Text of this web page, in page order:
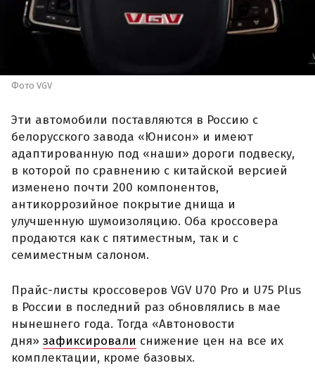
Фото VGV
Эти автомобили поставляются в Россию с
белорусского завода «Юнисон» и имеют
адаптированную под «наши» дороги подвеску,
в которой по сравнению с китайской версией
изменено почти 200 компонентов,
антикоррозийное покрытие днища и
улучшенную шумоизоляцию. Оба кроссовера
продаются как с пятиместным, так и с
семиместным салоном.
Прайс-листы кроссоверов VGV U70 Pro и U75 Plus
в России в последний раз обновлялись в мае
нынешнего года. Тогда «Автоновости
дня» зафиксировали снижение цен на все их
комплектации, кроме базовых.